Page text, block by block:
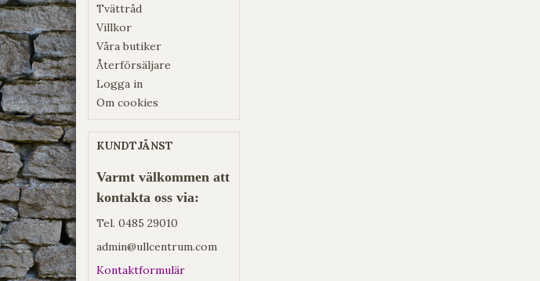
Tvättråd
Villkor
Våra butiker
Återförsäljare
Logga in
Om cookies
KUNDTJÄNST
Varmt välkommen att
kontakta oss via:
Tel. 0485 29010
admin@ullcentrum.com
Kontaktformulär